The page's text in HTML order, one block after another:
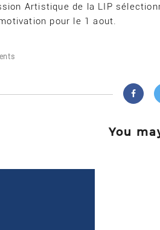
Artistique de la LIP
pour le 1 aout.
You